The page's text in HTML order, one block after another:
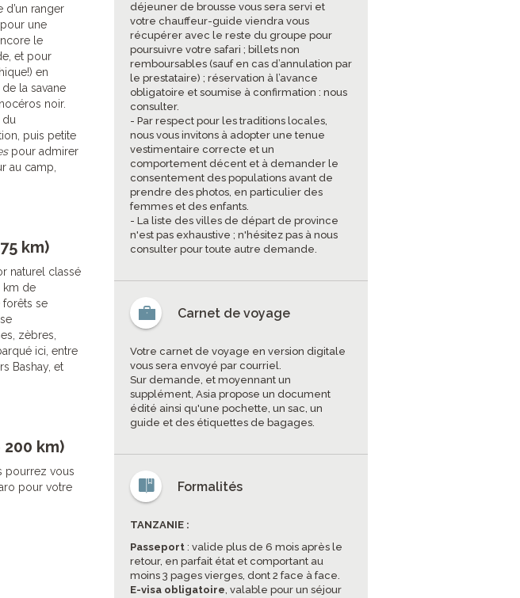
ranger
une
le
et pour
en
la savane
noir.
du
puis petite
pour admirer
au camp,
km)
naturel classé
km de
forêts se
zèbres,
ici, entre
Bashay, et
km)
pourrez vous
pour votre
déjeuner de brousse vous sera servi et
votre chauffeur-guide viendra vous
récupérer avec le reste du groupe pour
poursuivre votre safari ; billets non
remboursables (sauf en cas d’annulation par
le prestataire) ; réservation à l’avance
obligatoire et soumise à confirmation : nous
consulter.
- Par respect pour les traditions locales,
nous vous invitons à adopter une tenue
vestimentaire correcte et un
comportement décent et à demander le
consentement des populations avant de
prendre des photos, en particulier des
femmes et des enfants.
- La liste des villes de départ de province
n'est pas exhaustive ; n'hésitez pas à nous
consulter pour toute autre demande.
Carnet de voyage
Votre carnet de voyage en version digitale
vous sera envoyé par courriel.
Sur demande, et moyennant un
supplément, Asia propose un document
édité ainsi qu'une pochette, un sac, un
guide et des étiquettes de bagages.
Formalités
TANZANIE :
Passeport : valide plus de 6 mois après le
retour, en parfait état et comportant au
moins 3 pages vierges, dont 2 face à face.
E-visa obligatoire, valable pour un séjour